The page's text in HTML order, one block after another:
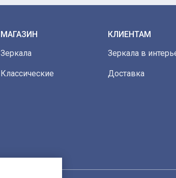
МАГАЗИН
Зеркала
Классические
КЛИЕНТАМ
Зеркала в
Доставка